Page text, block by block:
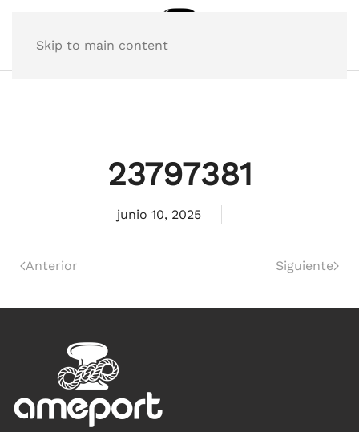
Skip to main content
23797381
junio 10, 2025
Anterior Siguiente